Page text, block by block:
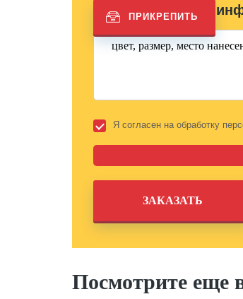
Дополнительная
Я согласен на обработку
Посмотрите еще